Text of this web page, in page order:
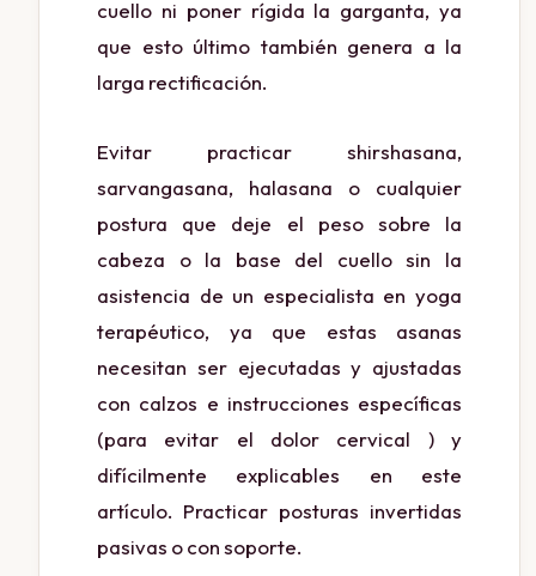
cuello ni poner rígida la garganta, ya
que esto último también genera a la
larga rectificación.
Evitar practicar shirshasana,
sarvangasana, halasana o cualquier
postura que deje el peso sobre la
cabeza o la base del cuello sin la
asistencia de un especialista en yoga
terapéutico, ya que estas asanas
necesitan ser ejecutadas y ajustadas
con calzos e instrucciones específicas
(para evitar el dolor cervical ) y
difícilmente explicables en este
artículo. Practicar posturas invertidas
pasivas o con soporte.